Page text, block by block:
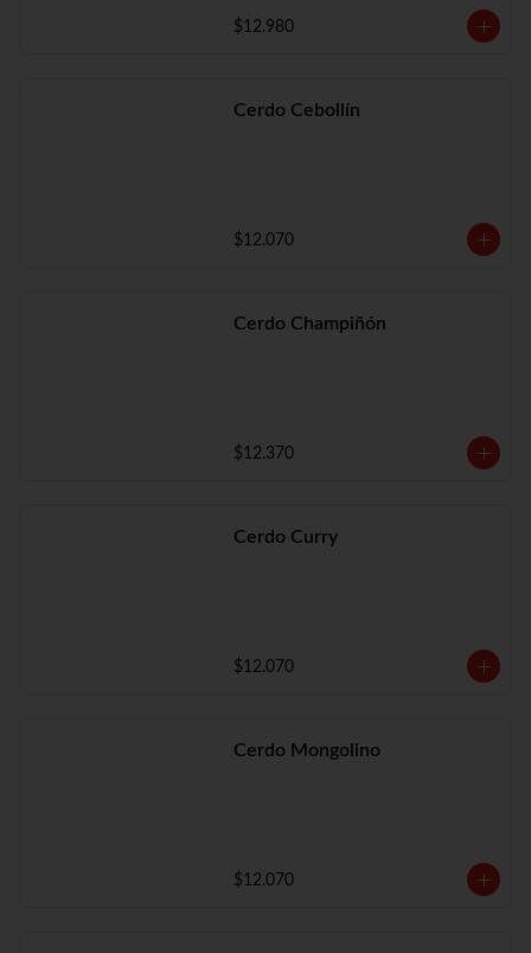
$12.980
Cerdo Cebollín
$12.070
Cerdo Champiñón
$12.370
Cerdo Curry
$12.070
Cerdo Mongolino
$12.070